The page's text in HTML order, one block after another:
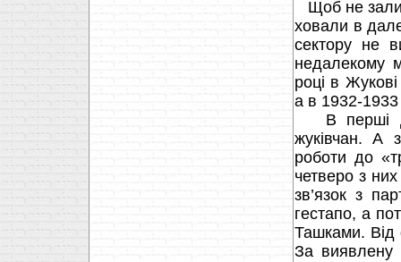
Щоб не
ховали в
сектору не
недалекому
році в
а в 1932-1933
В перші
жуківчан. А
роботи до
четверо з
зв’язок з
гестапо, а
Ташками. Від
За виявлену